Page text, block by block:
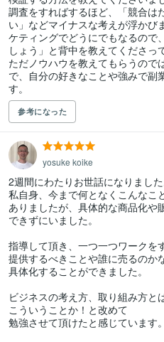
調査をすればするほど、「競合は
い」などマイナスな考えが浮かび
ケティングでどうにでもなるので
しょう」と背中を教えてくださっ
ただノウハウを教えてもらうので
で、自分の好きなことや強みで副
す。
参考になった
yosuke koike
2週間にわたりお世話になりました
私自身、今まで何となくこんなこ
ありましたが、具体的な商品化や
できずにいました。
指導して頂き、一つ一つワークを
提供するべきことや誰に売るのか
具体化することができました。
ビジネスの考え方、取り組み方と
こういうことか！と改めて
勉強させて頂けたと感じています。